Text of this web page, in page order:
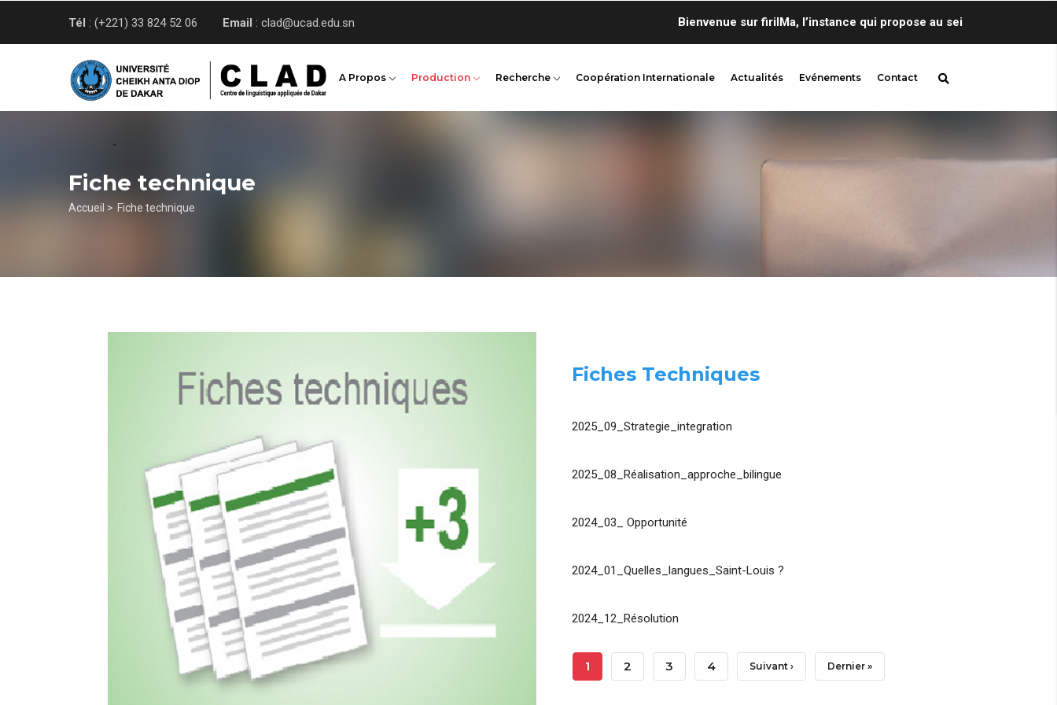
Tél : (+221) 33 824 52 06 Email : clad@ucad.edu.sn Bienvenue sur firilMa, l’instance qui propose au sein de Centre de
A Propos Production Recherche Coopération Internationale Actualités Evénements Contact
Fiche technique
Fil
Accueil > Fiche technique
Fiches Techniques
2025_09_Strategie_integration
2025_08_Réalisation_approche_bilingue
2024_03_ Opportunité
2024_01_Quelles_langues_Saint-Louis ?
2024_12_Résolution
Pagination
Page
1 Page
2 Page
3 Page
4 Page
Suivant › Dernière
Dernier »